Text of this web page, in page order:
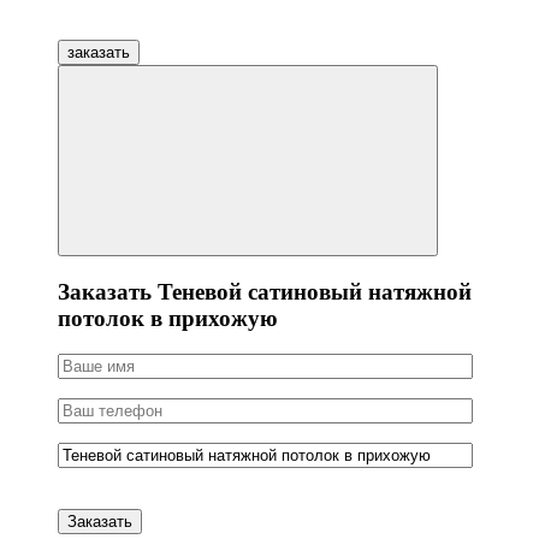
заказать
Заказать Теневой сатиновый натяжной
потолок в прихожую